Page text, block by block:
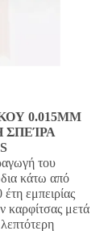
0.015MM
του
κάτω από
εμπειρίας
καρφίτσας μετά